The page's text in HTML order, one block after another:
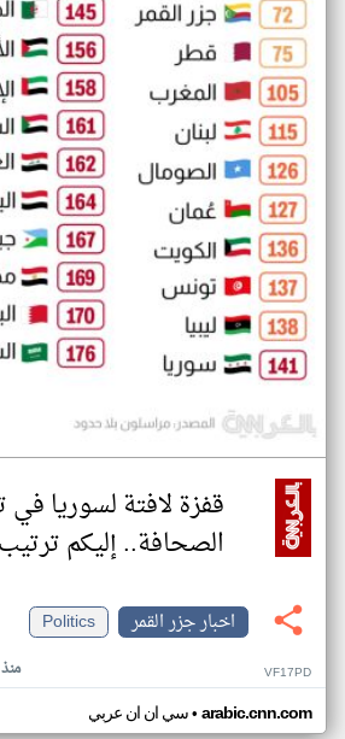
قفزة لافتة لسوريا
الصحافة.. إليكم
اخبار جزر القمر
Politics
منذ ٣ VF17PD
سي ان ان عربي• arabic.cnn.com